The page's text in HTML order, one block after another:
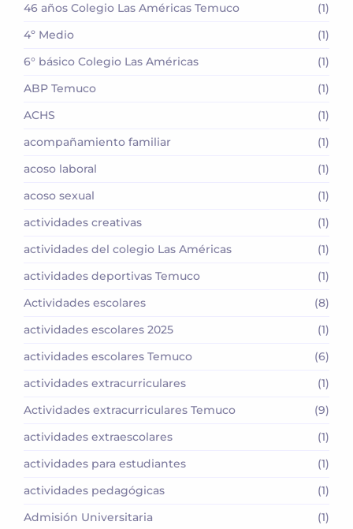
46 años Colegio Las Américas Temuco
(1)
4º Medio
(1)
6° básico Colegio Las Américas
(1)
ABP Temuco
(1)
ACHS
(1)
acompañamiento familiar
(1)
acoso laboral
(1)
acoso sexual
(1)
actividades creativas
(1)
actividades del colegio Las Américas
(1)
actividades deportivas Temuco
(1)
Actividades escolares
(8)
actividades escolares 2025
(1)
actividades escolares Temuco
(6)
actividades extracurriculares
(1)
Actividades extracurriculares Temuco
(9)
actividades extraescolares
(1)
actividades para estudiantes
(1)
actividades pedagógicas
(1)
Admisión Universitaria
(1)